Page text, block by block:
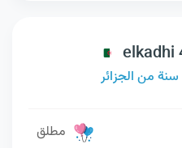
elkadhi
مطلق